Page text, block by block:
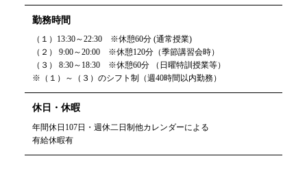
勤務時間
（１）13:30～22:30 ※休憩60分 (通常授業)
（２） 9:00～20:00 ※休憩120分（季節講習会時）
（３） 8:30～18:30 ※休憩60分 （日曜特訓授業等）
※（１）～（３）のシフト制（週40時間以内勤務）
休日・休暇
年間休日107日・週休二日制他カレンダーによる
有給休暇有